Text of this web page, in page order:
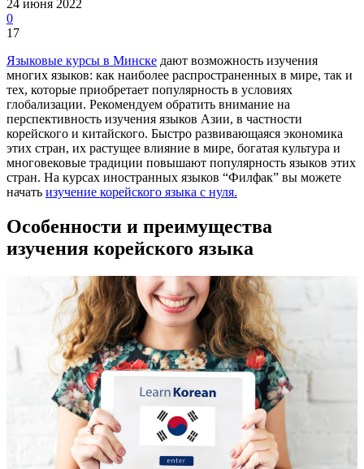
24 июня 2022
0
17
Языковые курсы в Минске дают возможность изучения
многих языков: как наиболее распространенных в мире, так и
тех, которые приобретает популярность в условиях
глобализации. Рекомендуем обратить внимание на
перспективность изучения языков Азии, в частности
корейского и китайского. Быстро развивающаяся экономика
этих стран, их растущее влияние в мире, богатая культура и
многовековые традиции повышают популярность языков этих
стран. На курсах иностранных языков “Филфак” вы можете
начать изучение корейского языка с нуля.
Особенности и преимущества
изучения корейского языка